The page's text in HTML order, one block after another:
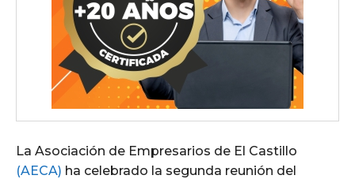
La Asociación de Empresarios de El Castillo
(AECA) ha celebrado la segunda reunión del